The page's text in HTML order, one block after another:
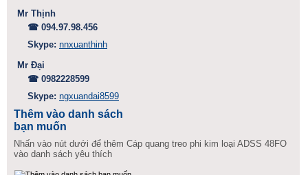
Mr Thịnh
☎ 094.97.98.456
Skype: nnxuanthinh
Mr Đại
☎ 0982228599
Skype: ngxuandai8599
Thêm vào danh sách
bạn muốn
Nhấn vào nút dưới để thêm Cáp quang treo phi kim loại ADSS 48FO
vào danh sách yêu thích